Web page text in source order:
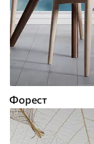
Форест